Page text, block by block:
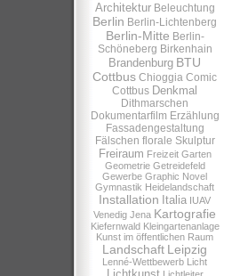
Architektur Beleuchtung
Berlin Berlin-Lichtenberg
Berlin-Mitte Berlin-
Schöneberg Birkenhain
Brandenburg BTU
Cottbus Chioggia Comic
Cottbus Denkmal
Dithmarschen
Dokumentarfilm Erzählung
Fassadengestaltung
Fälschen florale Skulptur
Freiraum Freizeit Garten
Geometrie Getreidefeld
Gewerbe Graphic Novel
Gymnastik Heidelandschaft
Installation Italia IUAV
Venedig Jena Kartografie
Kiefernwald Kleingartenanlage
Kunst im öffentlichen Raum
Landschaft Leipzig
Lenné-Wettbewerb Licht